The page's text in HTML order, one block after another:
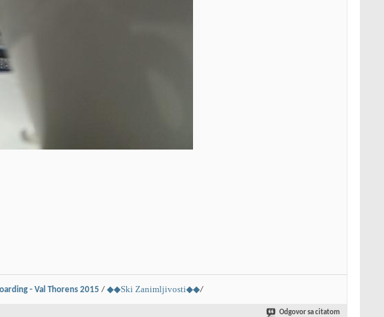
- Val Thorens 2015 / ◆◆Ski Zanimljivosti◆◆/
Odgovor sa citatom